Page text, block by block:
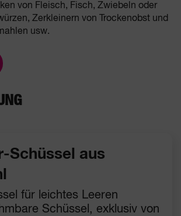
von Fleisch, Fisch, Zwiebeln oder
Zerkleinern von Trockenobst und
usw.
Schüssel aus
für leichtes Leeren
Schüssel, exklusiv von